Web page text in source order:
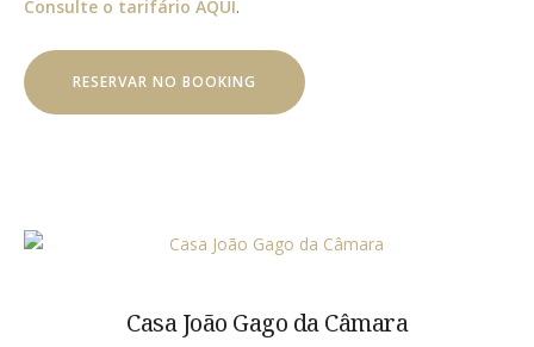
Consulte o tarifário AQUI.
RESERVAR NO BOOKING
Casa João Gago da Câmara